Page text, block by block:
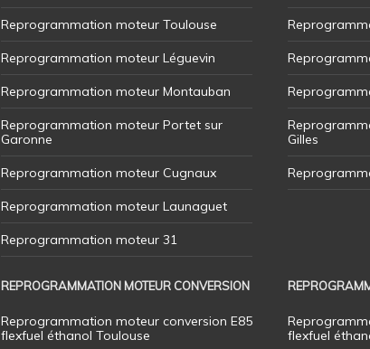
Reprogrammation moteur Toulouse
Reprogrammation moteur Léguevin
Reprogrammation moteur Montauban
Reprogrammation moteur Portet sur
Garonne
Reprogrammation moteur Cugnaux
Reprogrammation moteur Launaguet
Reprogrammation moteur 31
Gilles
REPROGRAMMATION MOTEUR CONVERSION
Reprogrammation moteur conversion E85
flexfuel éthanol Toulouse
flexfuel